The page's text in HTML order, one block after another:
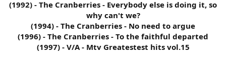
(1992) - The Cranberries - Everybody else is doing it, so
why can't we?
(1994) - The Cranberries - No need to argue
(1996) - The Cranberries - To the faithful departed
(1997) - V/A - Mtv Greatestest hits vol.15